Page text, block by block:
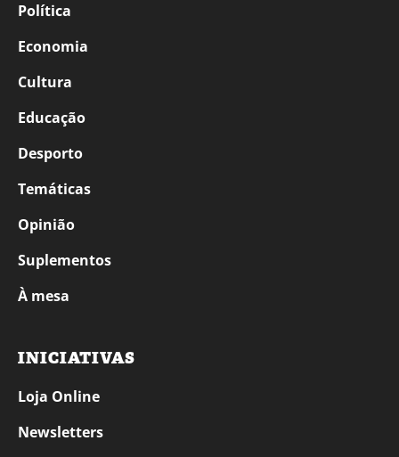
Política
Economia
Cultura
Educação
Desporto
Temáticas
Opinião
Suplementos
À mesa
INICIATIVAS
Loja Online
Newsletters